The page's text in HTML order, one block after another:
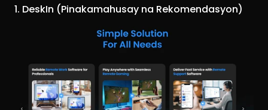
1. DeskIn (Pinakamahusay na Rekomendasyon)